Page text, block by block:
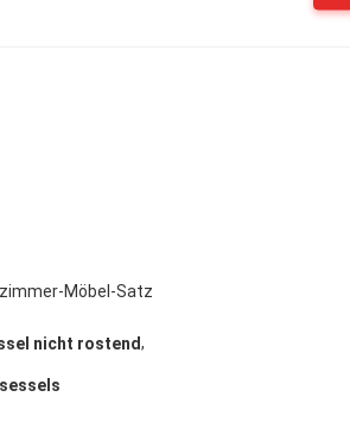
Möbel-Satz
nicht rostend,